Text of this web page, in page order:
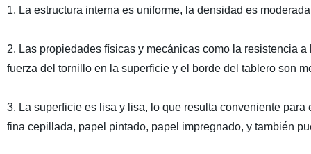
1. La estructura interna es uniforme, la densidad es
2. Las propiedades físicas y mecánicas como la resistencia
fuerza del tornillo en la superficie y el borde del tablero son
3. La superficie es lisa y lisa, lo que resulta conveniente
fina cepillada, papel pintado, papel impregnado, y también